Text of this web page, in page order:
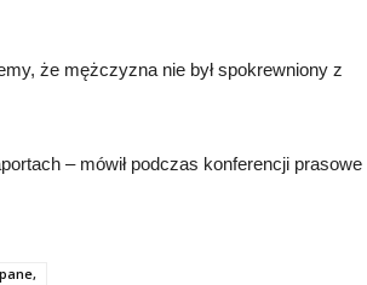
że mężczyzna nie był spokrewniony z
– mówił podczas konferencji prasowe